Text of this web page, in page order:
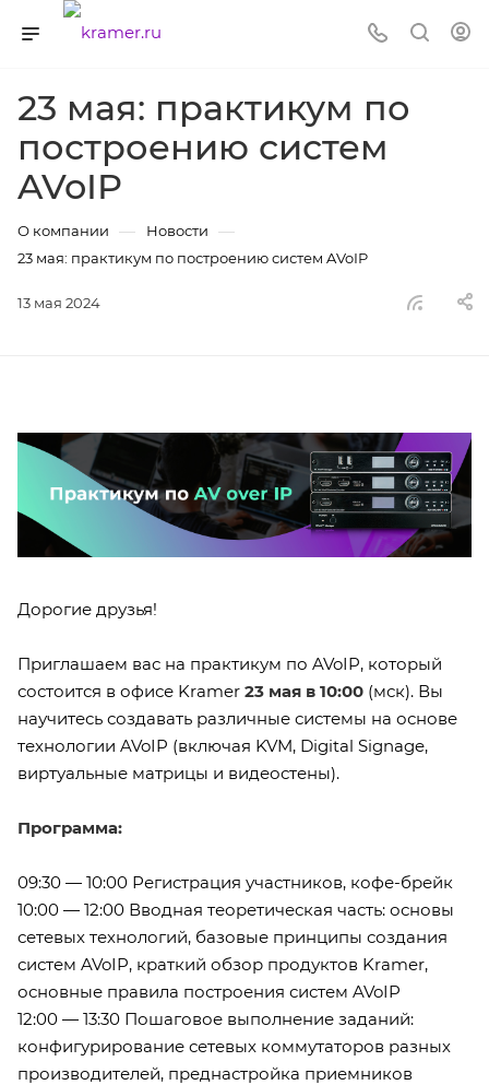
23 мая: практикум по
построению систем
AVoIP
О компании — Новости —
23 мая: практикум по построению систем AVoIP
13 мая 2024
Дорогие друзья!
Приглашаем вас на практикум по AVoIP, который
состоится в офисе Kramer 23 мая в 10:00 (мск). Вы
научитесь создавать различные системы на основе
технологии AVoIP (включая KVM, Digital Signage,
виртуальные матрицы и видеостены).
Программа:
09:30 — 10:00 Регистрация участников, кофе-брейк
10:00 — 12:00 Вводная теоретическая часть: основы
сетевых технологий, базовые принципы создания
систем AVoIP, краткий обзор продуктов Kramer,
основные правила построения систем AVoIP
12:00 — 13:30 Пошаговое выполнение заданий:
конфигурирование сетевых коммутаторов разных
производителей, преднастройка приемников